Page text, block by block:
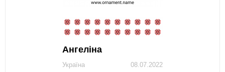
Ангеліна
08.07.2022
Україна